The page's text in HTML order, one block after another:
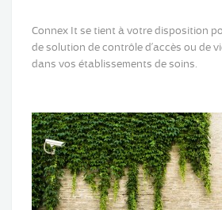
Connex It se tient à votre disposition
de solution de contrôle d’accès ou de
dans vos établissements de soins.